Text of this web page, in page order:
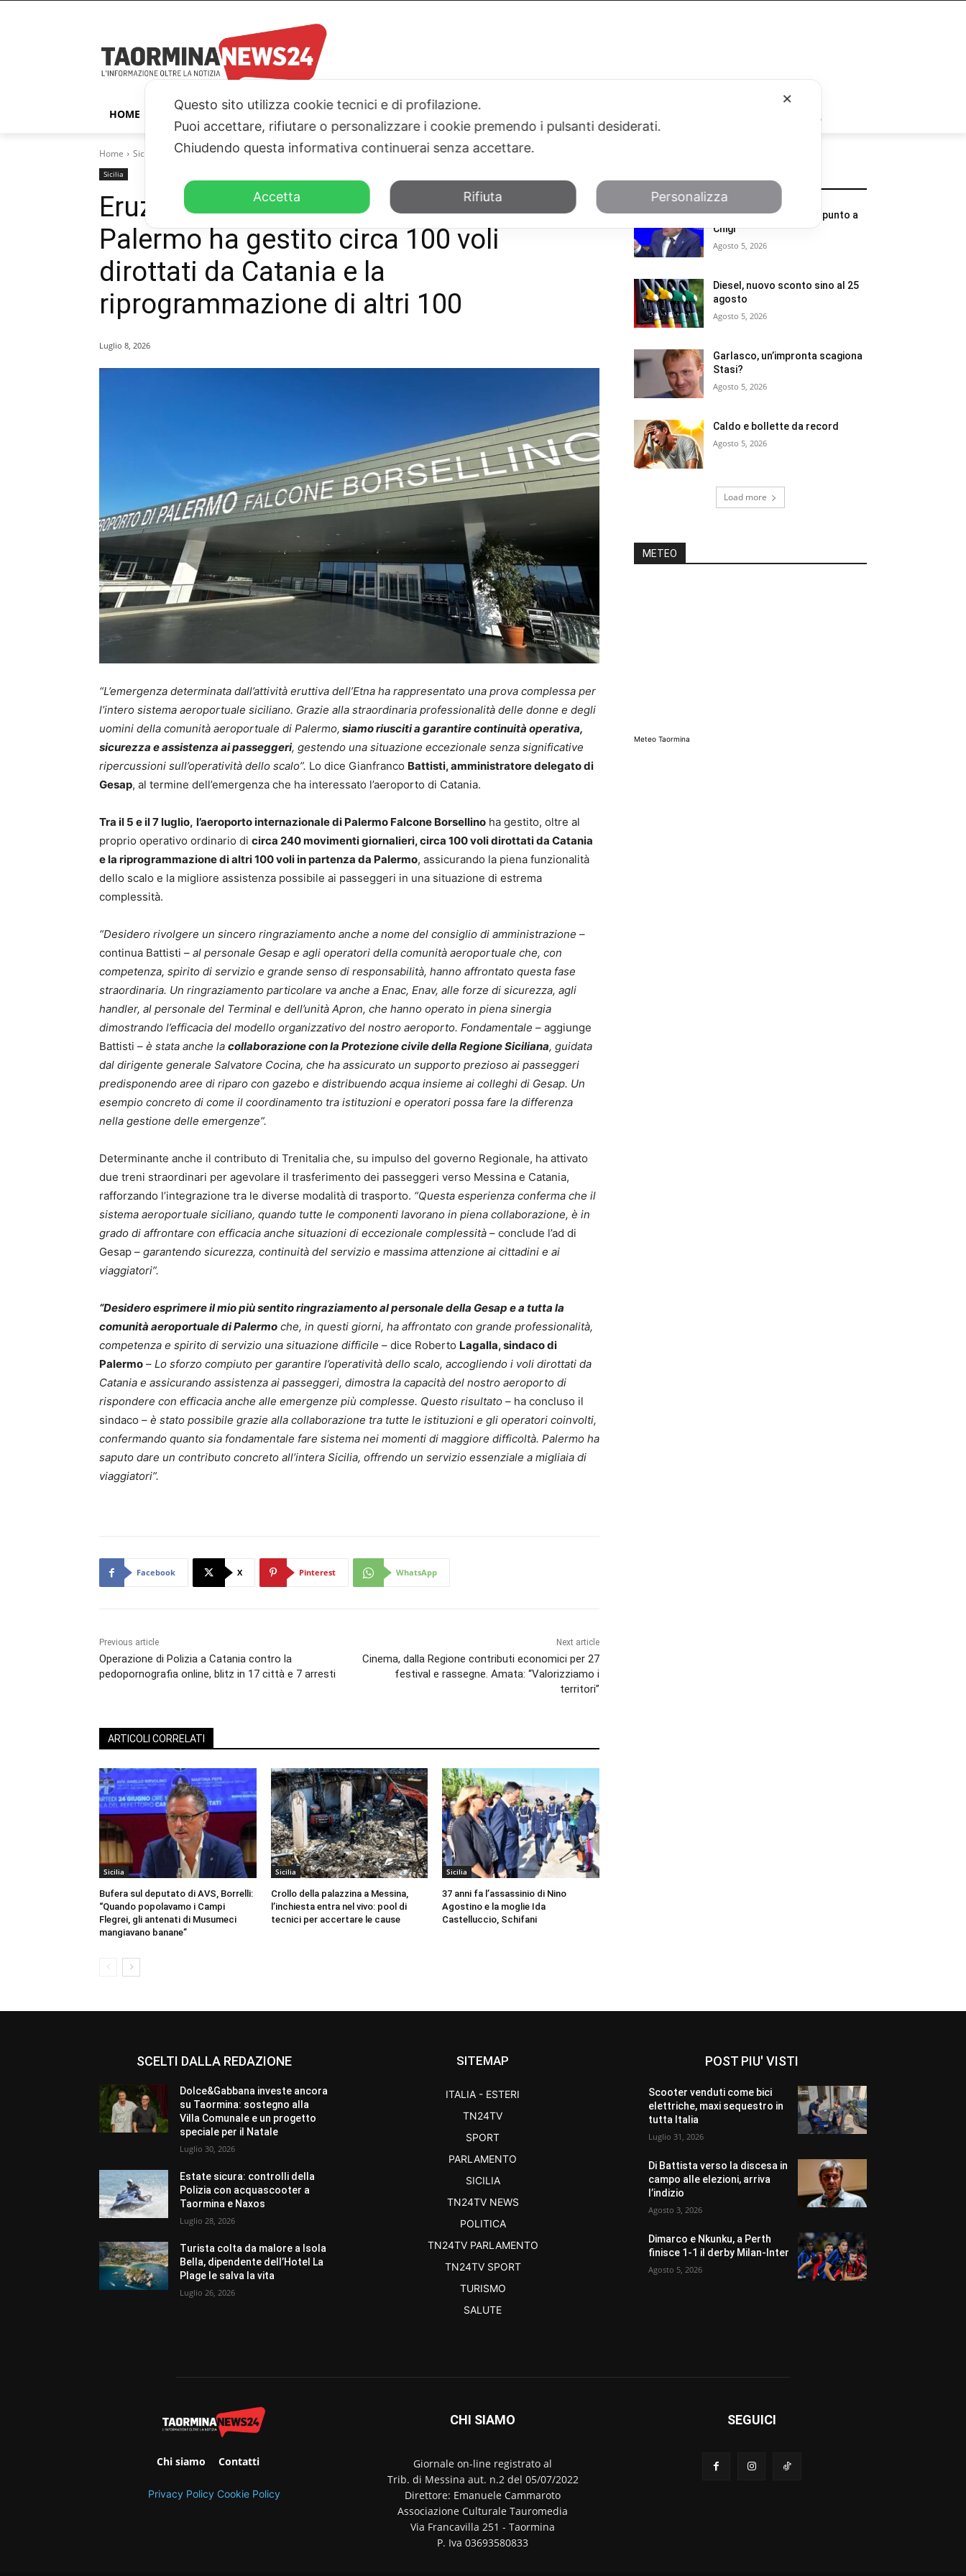
HOME TAORMINA ITALIA – ESTERI PARLAMENTO SICILIA
Home Sicilia Eruzione dell’Etna, l’aeroporto di Palermo ha gestito circa 100 voli dirottati da...
Sicilia
Eruzione dell’Etna, l’aeroporto di
Palermo ha gestito circa 100 voli
dirottati da Catania e la
riprogrammazione di altri 100
Luglio 8, 2026
“L’emergenza determinata dall’attività eruttiva dell’Etna ha rappresentato una prova complessa per
l’intero sistema aeroportuale siciliano. Grazie alla straordinaria professionalità delle donne e degli
uomini della comunità aeroportuale di Palermo, siamo riusciti a garantire continuità operativa,
sicurezza e assistenza ai passeggeri, gestendo una situazione eccezionale senza significative
ripercussioni sull’operatività dello scalo”. Lo dice Gianfranco Battisti, amministratore delegato di
Gesap, al termine dell’emergenza che ha interessato l’aeroporto di Catania.
Tra il 5 e il 7 luglio, l’aeroporto internazionale di Palermo Falcone Borsellino ha gestito, oltre al
proprio operativo ordinario di circa 240 movimenti giornalieri, circa 100 voli dirottati da Catania
e la riprogrammazione di altri 100 voli in partenza da Palermo, assicurando la piena funzionalità
dello scalo e la migliore assistenza possibile ai passeggeri in una situazione di estrema
complessità.
“Desidero rivolgere un sincero ringraziamento anche a nome del consiglio di amministrazione –
continua Battisti – al personale Gesap e agli operatori della comunità aeroportuale che, con
competenza, spirito di servizio e grande senso di responsabilità, hanno affrontato questa fase
straordinaria. Un ringraziamento particolare va anche a Enac, Enav, alle forze di sicurezza, agli
handler, al personale del Terminal e dell’unità Apron, che hanno operato in piena sinergia
dimostrando l’efficacia del modello organizzativo del nostro aeroporto. Fondamentale – aggiunge
Battisti – è stata anche la collaborazione con la Protezione civile della Regione Siciliana, guidata
dal dirigente generale Salvatore Cocina, che ha assicurato un supporto prezioso ai passeggeri
predisponendo aree di riparo con gazebo e distribuendo acqua insieme ai colleghi di Gesap. Un
esempio concreto di come il coordinamento tra istituzioni e operatori possa fare la differenza
nella gestione delle emergenze”.
Determinante anche il contributo di Trenitalia che, su impulso del governo Regionale, ha attivato
due treni straordinari per agevolare il trasferimento dei passeggeri verso Messina e Catania,
rafforzando l’integrazione tra le diverse modalità di trasporto. “Questa esperienza conferma che il
sistema aeroportuale siciliano, quando tutte le componenti lavorano in piena collaborazione, è in
grado di affrontare con efficacia anche situazioni di eccezionale complessità – conclude l’ad di
Gesap – garantendo sicurezza, continuità del servizio e massima attenzione ai cittadini e ai
viaggiatori”.
“Desidero esprimere il mio più sentito ringraziamento al personale della Gesap e a tutta la
comunità aeroportuale di Palermo che, in questi giorni, ha affrontato con grande professionalità,
competenza e spirito di servizio una situazione difficile – dice Roberto Lagalla, sindaco di
Palermo – Lo sforzo compiuto per garantire l’operatività dello scalo, accogliendo i voli dirottati da
Catania e assicurando assistenza ai passeggeri, dimostra la capacità del nostro aeroporto di
rispondere con efficacia anche alle emergenze più complesse. Questo risultato – ha concluso il
sindaco – è stato possibile grazie alla collaborazione tra tutte le istituzioni e gli operatori coinvolti,
confermando quanto sia fondamentale fare sistema nei momenti di maggiore difficoltà. Palermo ha
saputo dare un contributo concreto all’intera Sicilia, offrendo un servizio essenziale a migliaia di
viaggiatori”.
Facebook X Pinterest WhatsApp
Previous article
Operazione di Polizia a Catania contro la
pedopornografia online, blitz in 17 città e 7 arresti
Next article
Cinema, dalla Regione contributi economici per 27
festival e rassegne. Amata: “Valorizziamo i
territori”
ARTICOLI CORRELATI
Sicilia
Bufera sul deputato di AVS, Borrelli:
“Quando popolavamo i Campi
Flegrei, gli antenati di Musumeci
mangiavano banane”
Sicilia
Crollo della palazzina a Messina,
l’inchiesta entra nel vivo: pool di
tecnici per accertare le cause
Sicilia
37 anni fa l’assassinio di Nino
Agostino e la moglie Ida
Castelluccio, Schifani
POTREBBE INTERESSARTI
Cratere Centro Italia, il punto a
Chigi
Agosto 5, 2026
Diesel, nuovo sconto sino al 25
agosto
Agosto 5, 2026
Garlasco, un’impronta scagiona
Stasi?
Agosto 5, 2026
Caldo e bollette da record
Agosto 5, 2026
Load more
METEO
Meteo Taormina
SCELTI DALLA REDAZIONE
Dolce&Gabbana investe ancora
su Taormina: sostegno alla
Villa Comunale e un progetto
speciale per il Natale
Luglio 30, 2026
Estate sicura: controlli della
Polizia con acquascooter a
Taormina e Naxos
Luglio 28, 2026
Turista colta da malore a Isola
Bella, dipendente dell’Hotel La
Plage le salva la vita
Luglio 26, 2026
SITEMAP
ITALIA - ESTERI
TN24TV
SPORT
PARLAMENTO
SICILIA
TN24TV NEWS
POLITICA
TN24TV PARLAMENTO
TN24TV SPORT
TURISMO
SALUTE
POST PIU' VISTI
Scooter venduti come bici
elettriche, maxi sequestro in
tutta Italia
Luglio 31, 2026
Di Battista verso la discesa in
campo alle elezioni, arriva
l’indizio
Agosto 3, 2026
Dimarco e Nkunku, a Perth
finisce 1-1 il derby Milan-Inter
Agosto 5, 2026
Chi siamo Contatti
Privacy Policy Cookie Policy
CHI SIAMO
Giornale on-line registrato al
Trib. di Messina aut. n.2 del 05/07/2022
Direttore: Emanuele Cammaroto
Associazione Culturale Tauromedia
Via Francavilla 251 - Taormina
P. Iva 03693580833
SEGUICI
✕
Questo sito utilizza cookie tecnici e di profilazione.
Puoi accettare, rifiutare o personalizzare i cookie premendo i pulsanti desiderati.
Chiudendo questa informativa continuerai senza accettare.
Accetta Rifiuta Personalizza